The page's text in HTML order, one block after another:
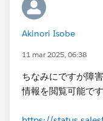
Akinori Isobe
11 mar 2025, 06:38
ちなみにですが障
情報を閲覧可能で